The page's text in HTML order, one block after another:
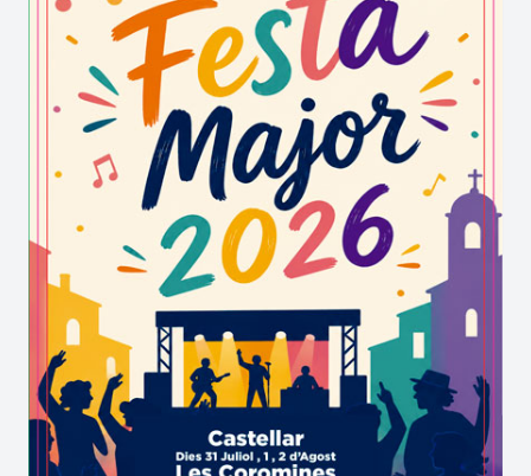
través del recurs del Catàleg de serveis 2024
“Millora de la competitivitat del municipi”.